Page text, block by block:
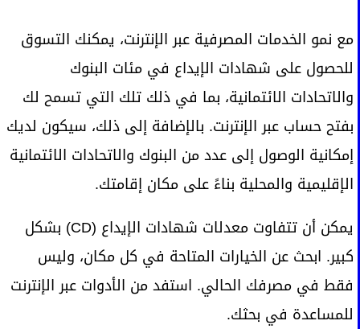
مع نمو الخدمات المصرفية عبر الإنترنت، يمكنك التسوق
للحصول على شهادات الإيداع في مئات البنوك
والاتحادات الائتمانية، بما في ذلك تلك التي تسمح لك
بفتح حساب عبر الإنترنت. بالإضافة إلى ذلك، سيكون لديك
إمكانية الوصول إلى عدد من البنوك والاتحادات الائتمانية
الإقليمية والمحلية بناءً على مكان إقامتك.
يمكن أن تتفاوت معدلات شهادات الإيداع (CD) بشكل
كبير. ابحث عن الخيارات المتاحة في كل مكان، وليس
فقط في مصرفك الحالي. استفد من الأدوات عبر الإنترنت
للمساعدة في بحثك.